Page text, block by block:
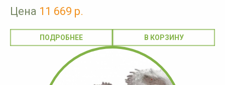
Цена 11 669 р.
ПОДРОБНЕЕ